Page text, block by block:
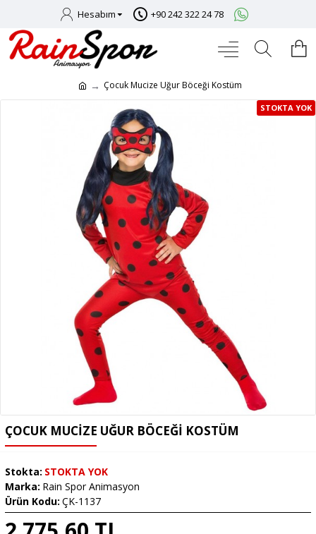
Hesabım +90 242 322 24 78
Çocuk Mucize Uğur Böceği Kostüm
STOKTA YOK
ÇOCUK MUCIZE UĞUR BÖCEĞI KOSTÜM
Stokta: STOKTA YOK
Marka: Rain Spor Animasyon
Ürün Kodu: ÇK-1137